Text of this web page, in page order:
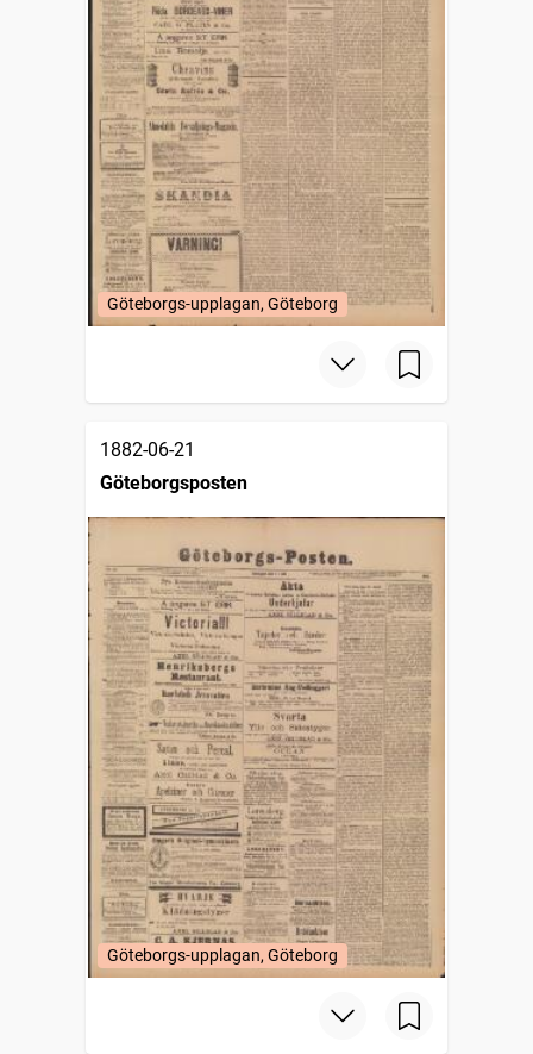
Göteborgs-upplagan, Göteborg
1882-06-21
Göteborgsposten
Göteborgs-upplagan, Göteborg